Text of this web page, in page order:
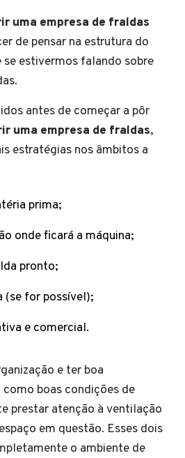
uma empresa de fraldas
de pensar na estrutura do
estivermos falando sobre
antes de começar a pôr
uma empresa de fraldas,
estratégias nos âmbitos a
prima;
onde ficará a máquina;
pronto;
(se for possível);
e comercial.
e ter boa
boas condições de
prestar atenção à ventilação
em questão. Esses dois
o ambiente de